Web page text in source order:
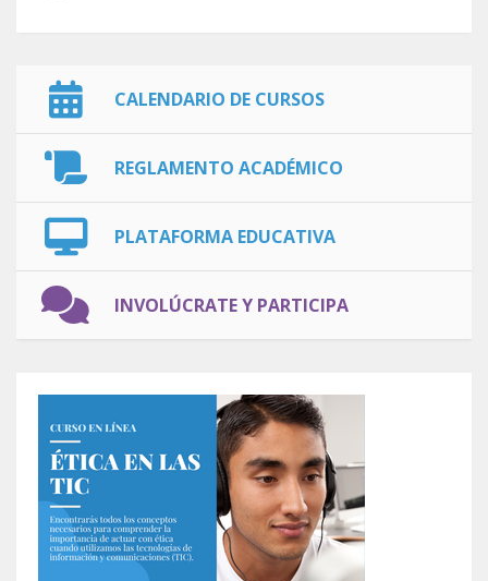
CALENDARIO DE CURSOS
REGLAMENTO ACADÉMICO
PLATAFORMA EDUCATIVA
INVOLÚCRATE Y PARTICIPA